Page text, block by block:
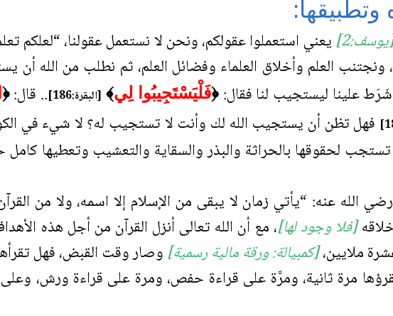
وتطبيقها:
يعني استعملوا عقولكم، ونحن لا نستعمل عقولنا، “لعلكم
العلم وأخلاق العلماء وفضائل العلم، ثم نطلب من الله أن
شَرَط علينا ليستجيب لنا فقال: ﴿فَلْيَسْتَجِيبُوا لِي﴾ [البقرة:186] .. قال:﴿
فهل تظن أن يستجيب الله لك وأنت لا تستجيب له؟ لا شيء في
لحقوقها بالحراثة والبذر والسقاية والتعشيب وتعطيها كامل
الله عنه: “يأتي زمان لا يبقى من الإسلام إلا اسمه، ولا من
[فلا وجود لها]، مع أن الله تعالى أنزل القرآن من أجل هذه
ملايين،[كمبيالة: ورقة مالية رسمية]وصار وقت القبض، فهل
مرة ثانية، ومرَّة على قراءة حفص، ومرة على قراءة ورش، وعلى